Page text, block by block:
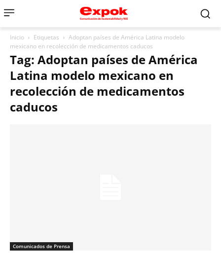
Inicio Etiquetas
Adoptan países de América Latina modelo
mexicano en recolección de medicamentos caducos
Tag: Adoptan países de América
Latina modelo mexicano en
recolección de medicamentos
caducos
Comunicados de Prensa